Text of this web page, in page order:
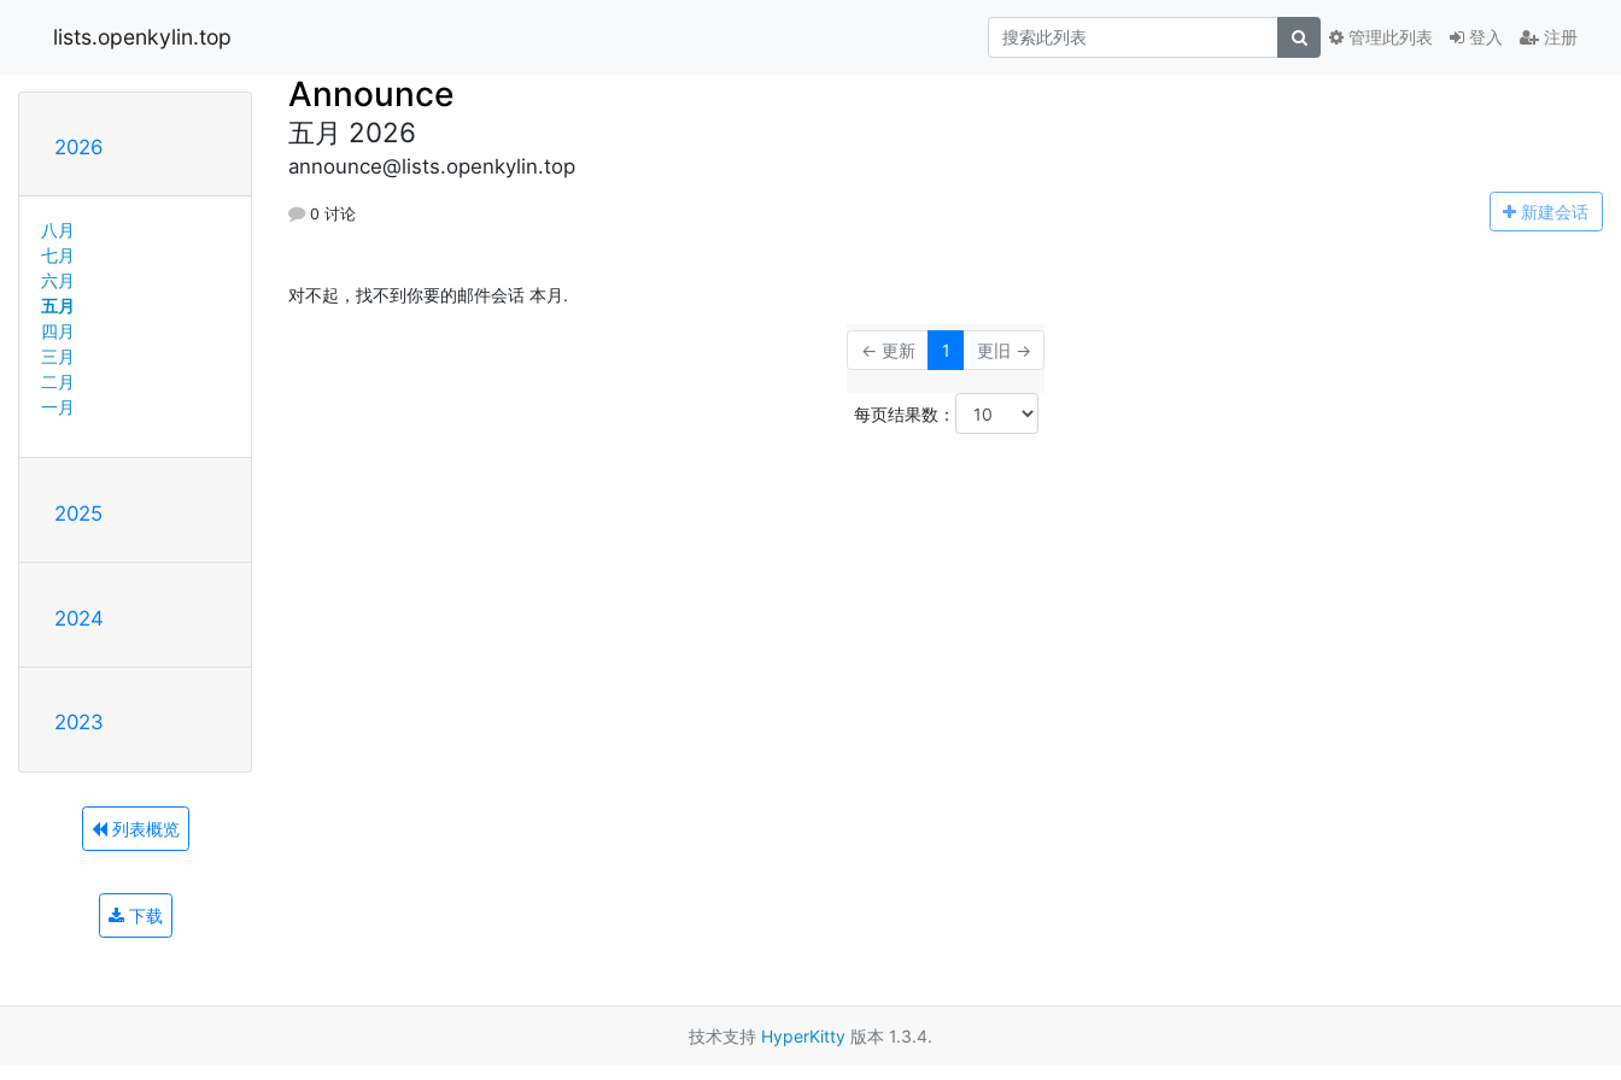
lists.openkylin.top 登入 注册
管理此列表
2026
八月
七月
六月
五月
四月
三月
二月
一月
2025
2024
2023
列表概览
下载
Announce
五月 2026
announce@lists.openkylin.top
0 讨论 新建会话
对不起，找不到你要的邮件会话 本月.
← 更新 1 更旧 →
每页结果数：
技术支持 HyperKitty 版本 1.3.4.